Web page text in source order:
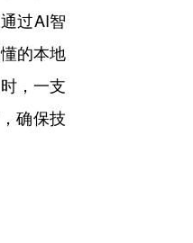
过AI智
的本地
，一支
确保技